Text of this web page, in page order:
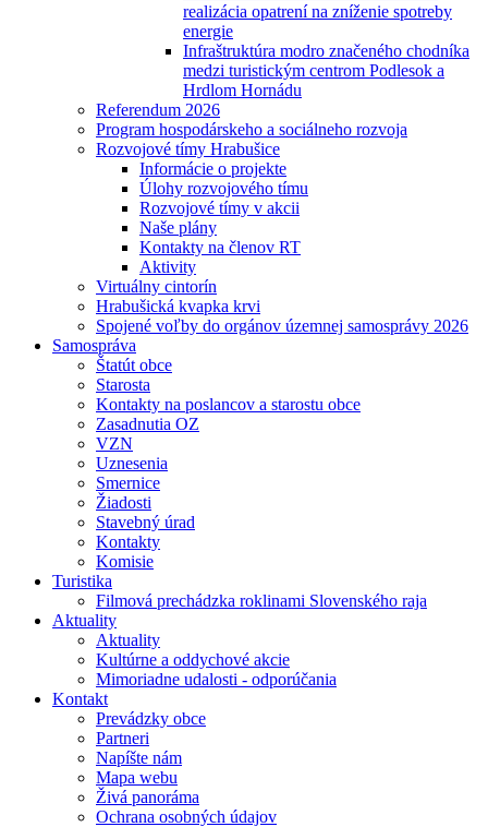
realizácia opatrení na zníženie spotreby
energie
Infraštruktúra modro značeného chodníka
medzi turistickým centrom Podlesok a
Hrdlom Hornádu
Referendum 2026
Program hospodárskeho a sociálneho rozvoja
Rozvojové tímy Hrabušice
Informácie o projekte
Úlohy rozvojového tímu
Rozvojové tímy v akcii
Naše plány
Kontakty na členov RT
Aktivity
Virtuálny cintorín
Hrabušická kvapka krvi
Spojené voľby do orgánov územnej samosprávy 2026
Samospráva
Štatút obce
Starosta
Kontakty na poslancov a starostu obce
Zasadnutia OZ
VZN
Uznesenia
Smernice
Žiadosti
Stavebný úrad
Kontakty
Komisie
Turistika
Filmová prechádzka roklinami Slovenského raja
Aktuality
Aktuality
Kultúrne a oddychové akcie
Mimoriadne udalosti - odporúčania
Kontakt
Prevádzky obce
Partneri
Napíšte nám
Mapa webu
Živá panoráma
Ochrana osobných údajov